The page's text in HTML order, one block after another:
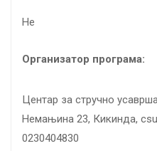
Не
Организатор програма:
Центар за стручно
Немањина 23, Кикинда,
0230404830